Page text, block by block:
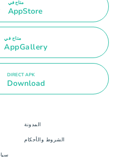
متاح في
AppStore
متاح في
AppGallery
DIRECT APK
Download
المدونة
الشروط والأحكام